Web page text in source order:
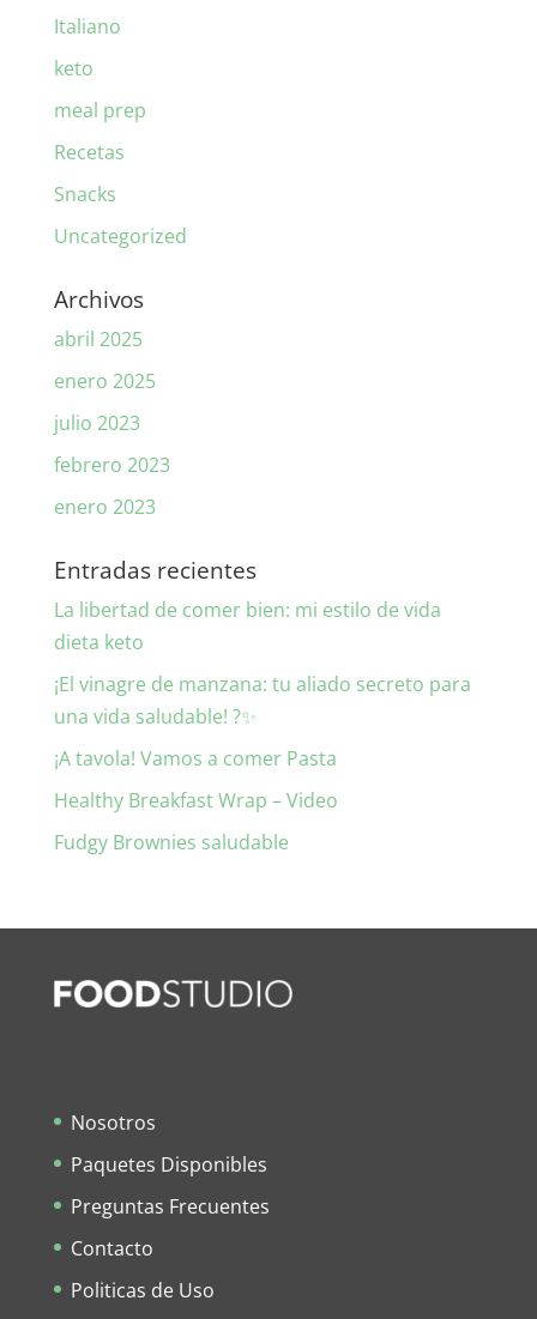
Italiano
keto
meal prep
Recetas
Snacks
Uncategorized
Archivos
abril 2025
enero 2025
julio 2023
febrero 2023
enero 2023
Entradas recientes
La libertad de comer bien: mi estilo de vida
dieta keto
¡El vinagre de manzana: tu aliado secreto para
una vida saludable! ?✨
¡A tavola! Vamos a comer Pasta
Healthy Breakfast Wrap – Video
Fudgy Brownies saludable
Nosotros
Paquetes Disponibles
Preguntas Frecuentes
Contacto
Politicas de Uso